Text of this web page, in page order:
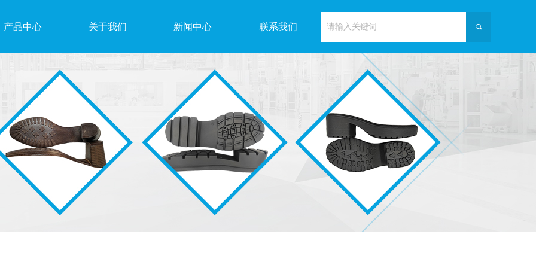
产品中心 关于我们 新闻中心 联系我们 끠